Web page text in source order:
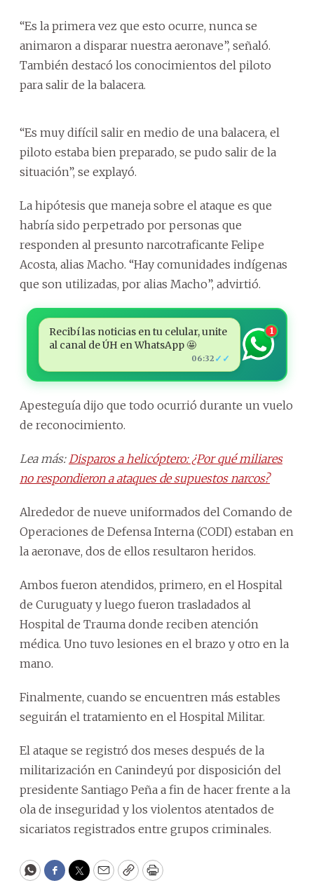
“Es la primera vez que esto ocurre, nunca se
animaron a disparar nuestra aeronave”, señaló.
También destacó los conocimientos del piloto
para salir de la balacera.
“Es muy difícil salir en medio de una balacera, el
piloto estaba bien preparado, se pudo salir de la
situación”, se explayó.
La hipótesis que maneja sobre el ataque es que
habría sido perpetrado por personas que
responden al presunto narcotraficante Felipe
Acosta, alias Macho. “Hay comunidades indígenas
que son utilizadas, por alias Macho”, advirtió.
Recibí las noticias en tu celular, unite
al canal de ÚH en WhatsApp 🤩
06:32 ✓✓
1
Apesteguía dijo que todo ocurrió durante un vuelo
de reconocimiento.
Lea más: Disparos a helicóptero: ¿Por qué miliares
no respondieron a ataques de supuestos narcos?
Alrededor de nueve uniformados del Comando de
Operaciones de Defensa Interna (CODI) estaban en
la aeronave, dos de ellos resultaron heridos.
Ambos fueron atendidos, primero, en el Hospital
de Curuguaty y luego fueron trasladados al
Hospital de Trauma donde reciben atención
médica. Uno tuvo lesiones en el brazo y otro en la
mano.
Finalmente, cuando se encuentren más estables
seguirán el tratamiento en el Hospital Militar.
El ataque se registró dos meses después de la
militarización en Canindeyú por disposición del
presidente Santiago Peña a fin de hacer frente a la
ola de inseguridad y los violentos atentados de
sicariatos registrados entre grupos criminales.
WhatsApp
Facebook
Twitter
EmailCopyPrint